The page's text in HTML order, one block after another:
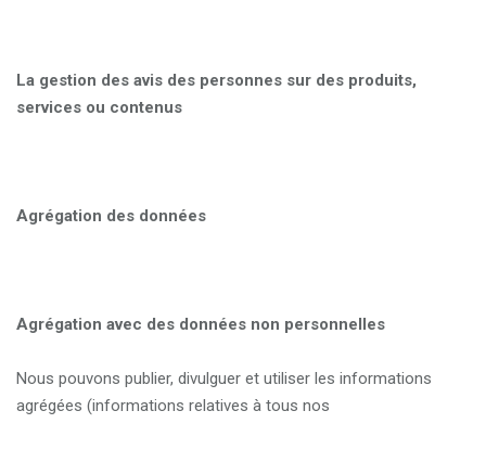
La gestion des avis des personnes sur des produits,
services ou contenus
Agrégation des données
Agrégation avec des données non personnelles
Nous pouvons publier, divulguer et utiliser les informations
agrégées (informations relatives à tous nos